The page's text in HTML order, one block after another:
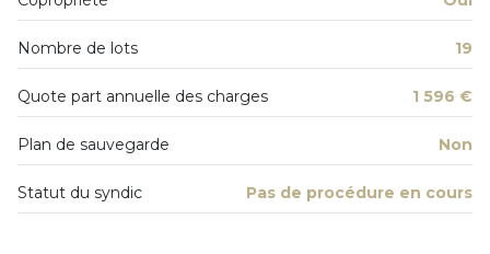
4 étage(s)
vue DEGAGEE
terrasse
Nombre de lots 19
Quote part annuelle des charges 1 596 €
Plan de sauvegarde Non
Statut du syndic Pas de procédure en cours